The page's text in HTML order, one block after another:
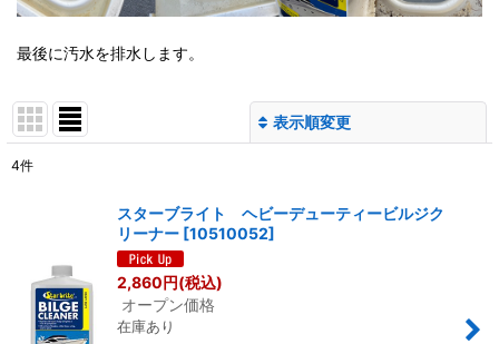
最後に汚水を排水します。
表示順変更
4件
スターブライト ヘビーデューティービルジク
リーナー [10510052]
2,860円(税込)
オープン価格
在庫あり